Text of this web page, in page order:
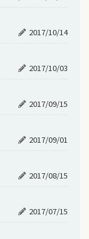
2017/10/14
2017/10/03
2017/09/15
2017/09/01
2017/08/15
2017/07/15